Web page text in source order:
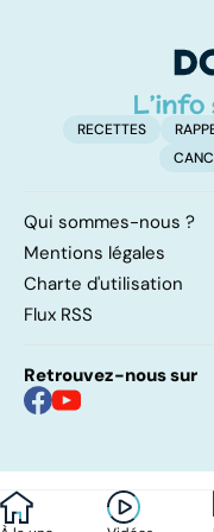
RECETTES
Qui sommes-nous ?
Mentions légales
Charte d'utilisation
Flux RSS
Retrouvez-nous sur